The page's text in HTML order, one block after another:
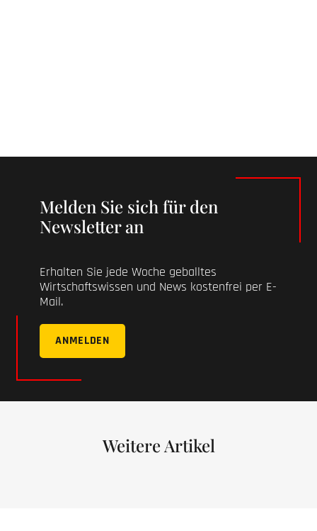
Melden Sie sich für den
Newsletter an
Erhalten Sie jede Woche geballtes
Wirtschaftswissen und News kostenfrei per E-
Mail.
ANMELDEN
Weitere Artikel